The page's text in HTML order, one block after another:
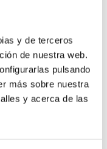
y de terceros
de nuestra web.
pulsando
más sobre nuestra
y acerca de las
para medir